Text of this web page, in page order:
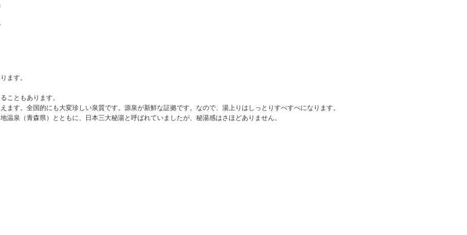
ます。
こともあります。
ます。全国的にも大変珍しい泉質です。源泉が新鮮な証拠です。なので、湯上りはしっとりすべすべになります。
温泉（青森県）とともに、日本三大秘湯と呼ばれていましたが、秘湯感はさほどありません。